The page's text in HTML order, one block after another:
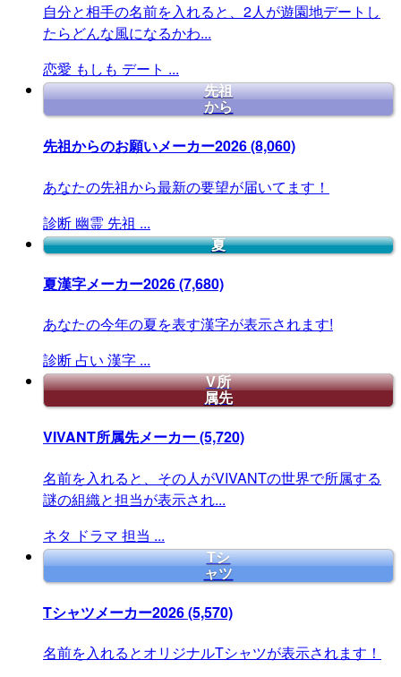
自分と相手の名前を入れると、2人が遊園地デートし
たらどんな風になるかわ...
恋愛 もしも デート ...
先祖
から
先祖からのお願いメーカー2026(8,060)
あなたの先祖から最新の要望が届いてます！
診断 幽霊 先祖 ...
夏
夏漢字メーカー2026(7,680)
あなたの今年の夏を表す漢字が表示されます!
診断 占い 漢字 ...
V所
属先
VIVANT所属先メーカー(5,720)
名前を入れると、その人がVIVANTの世界で所属する
謎の組織と担当が表示され...
ネタ ドラマ 担当 ...
Tシ
ャツ
Tシャツメーカー2026(5,570)
名前を入れるとオリジナルTシャツが表示されます！